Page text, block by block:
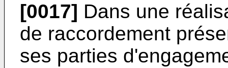
[0017] Dans une
de raccordement
ses parties